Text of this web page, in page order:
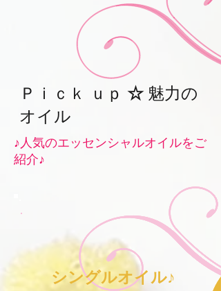
Ｐｉｃｋ ｕｐ ☆ 魅力の
オイル
​♪人気のエッセンシャルオイルをご
紹介♪
​ シングルオイル♪